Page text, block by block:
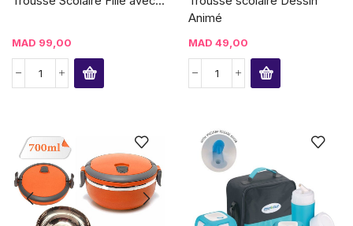
MAD 99,00
Animé
MAD 49,00